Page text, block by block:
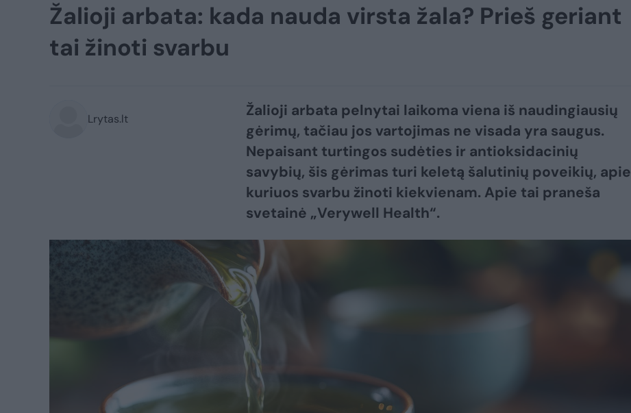
Žalioji arbata: kada nauda virsta žala? Prieš geriant
tai žinoti svarbu
Lrytas.lt
Žalioji arbata pelnytai laikoma viena iš naudingiausių
gėrimų, tačiau jos vartojimas ne visada yra saugus.
Nepaisant turtingos sudėties ir antioksidacinių
savybių, šis gėrimas turi keletą šalutinių poveikių, apie
kuriuos svarbu žinoti kiekvienam. Apie tai praneša
svetainė „Verywell Health“.